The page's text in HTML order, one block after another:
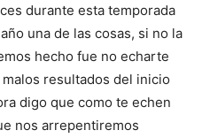
durante esta temporada
una de las cosas, si no la
hecho fue no echarte
resultados del inicio
digo que como te echen
nos arrepentiremos